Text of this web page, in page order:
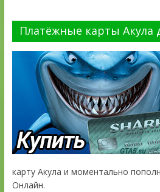
Платёжные карты Акула
карту Акула и моментально
Онлайн.